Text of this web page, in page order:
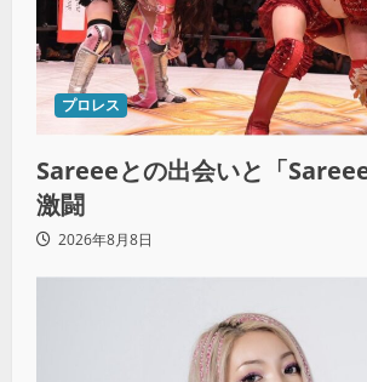
プロレス
Sareeeとの出会いと「
激闘
2026年8月8日